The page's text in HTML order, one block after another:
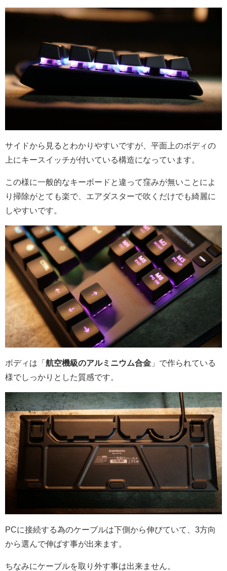
サイドから見るとわかりやすいですが、平面上のボディの
上にキースイッチが付いている構造になっています。
この様に一般的なキーボードと違って窪みが無いことによ
り掃除がとても楽で、エアダスターで吹くだけでも綺麗に
しやすいです。
ボディは「 航空機級のアルミニウム合金 」で作られている
様でしっかりとした質感です。
PCに接続する為のケーブルは下側から伸びていて、3方向
から選んで伸ばす事が出来ます。
ちなみにケーブルを取り外す事は出来ません。